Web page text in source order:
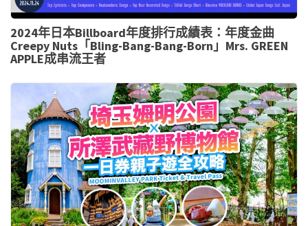
2024年日本Billboard年度排行成績表：年度金曲
Creepy Nuts「Bling-Bang-Bang-Born」Mrs. GREEN
APPLE成串流王者